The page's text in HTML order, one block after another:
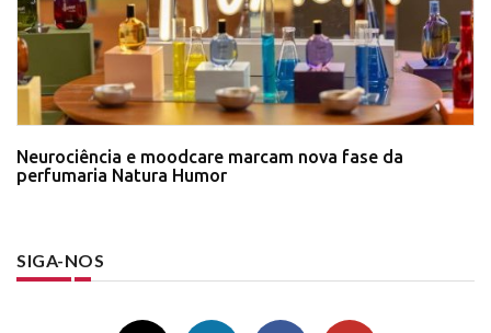
Neurociência e moodcare marcam nova fase da
perfumaria Natura Humor
SIGA-NOS